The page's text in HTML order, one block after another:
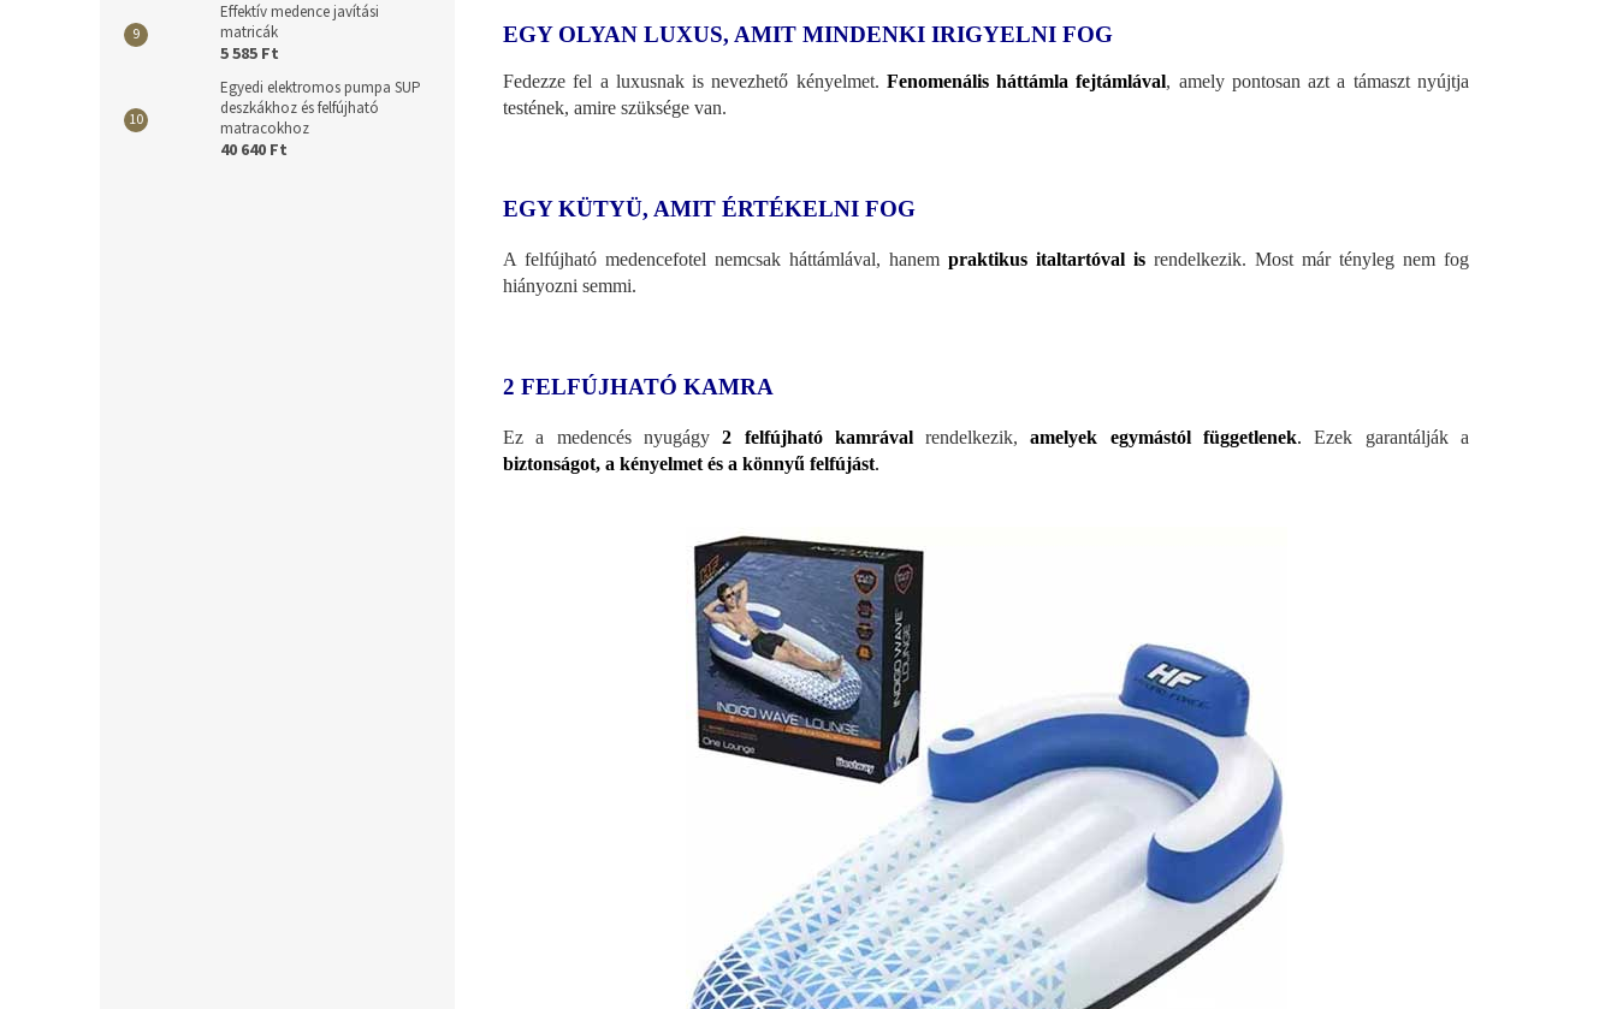
Effektív medence javítási
matricák
5 585 Ft
Egyedi elektromos pumpa SUP
deszkákhoz és felfújható
matracokhoz
40 640 Ft
EGY OLYAN LUXUS, AMIT MINDENKI IRIGYELNI FOG
Fedezze fel a luxusnak is nevezhető kényelmet. Fenomenális háttámla fejtámlával, amely pontosan azt a támaszt nyújtja
testének, amire szüksége van.
EGY KÜTYÜ, AMIT ÉRTÉKELNI FOG
A felfújható medencefotel nemcsak háttámlával, hanem praktikus italtartóval is rendelkezik. Most már tényleg nem fog
hiányozni semmi.
2 FELFÚJHATÓ KAMRA
Ez a medencés nyugágy2 felfújható kamrávalrendelkezik,amelyek egymástól függetlenek. Ezek garantálják a
biztonságot, a kényelmet és a könnyű felfújást.